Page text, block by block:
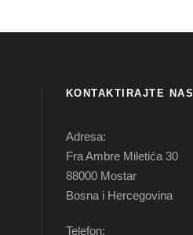
KONTAKTIRAJTE NAS
Adresa:
Fra Ambre Miletića 30
88000 Mostar
Bosna i Hercegovina
Telefon: